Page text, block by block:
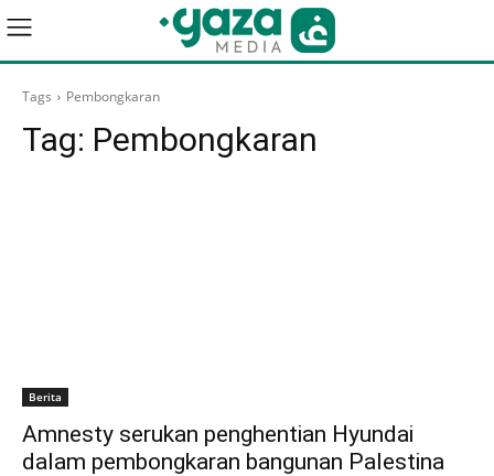
Tags Pembongkaran
Tag: Pembongkaran
Berita
Amnesty serukan penghentian Hyundai
dalam pembongkaran bangunan Palestina